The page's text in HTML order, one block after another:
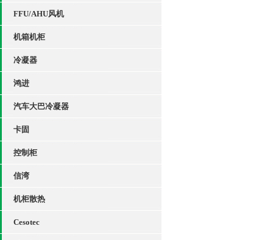
FFU/AHU风机
机箱机柜
冷凝器
鸿进
汽车大巴冷凝器
卡固
控制柜
信湾
机柜散热
Cesotec